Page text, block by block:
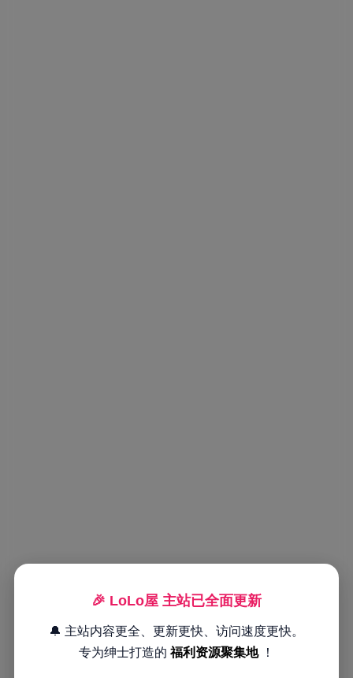
🎉 LoLo屋 主站已全面更新
🔔 主站内容更全、更新更快、访问速度更快。
专为绅士打造的福利资源聚集地 ！